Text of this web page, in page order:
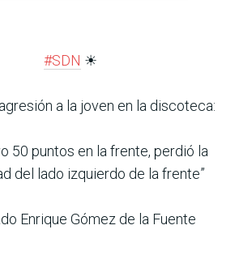
#SDN ☀
a la joven en la discoteca:
50 puntos en la frente, perdió la
del lado izquierdo de la frente”
Enrique Gómez de la Fuente